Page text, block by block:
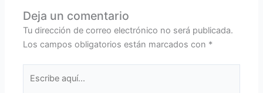
Deja un comentario
Tu dirección de correo electrónico no será publicada.
Los campos obligatorios están marcados con *
aquí...